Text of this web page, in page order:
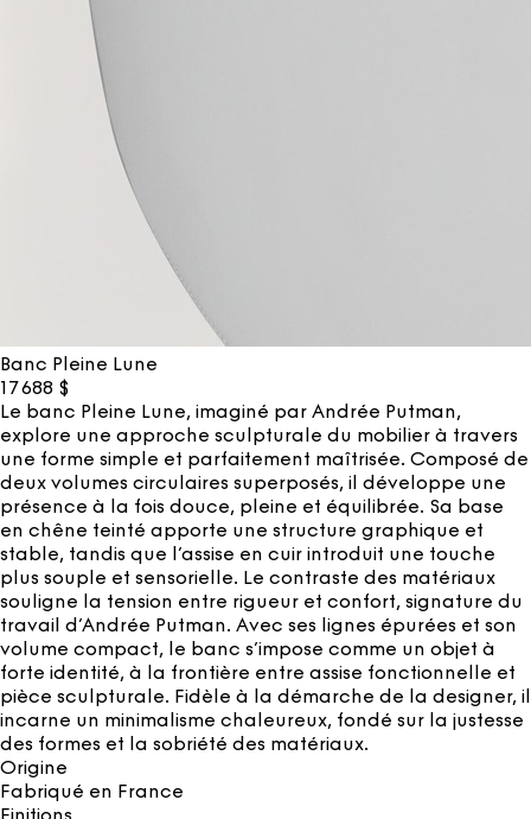
Banc Pleine Lune
17 688 $
Le banc Pleine Lune, imaginé par Andrée Putman,
explore une approche sculpturale du mobilier à travers
une forme simple et parfaitement maîtrisée. Composé de
deux volumes circulaires superposés, il développe une
présence à la fois douce, pleine et équilibrée. Sa base
en chêne teinté apporte une structure graphique et
stable, tandis que l’assise en cuir introduit une touche
plus souple et sensorielle. Le contraste des matériaux
souligne la tension entre rigueur et confort, signature du
travail d’Andrée Putman. Avec ses lignes épurées et son
volume compact, le banc s’impose comme un objet à
forte identité, à la frontière entre assise fonctionnelle et
pièce sculpturale. Fidèle à la démarche de la designer, il
incarne un minimalisme chaleureux, fondé sur la justesse
des formes et la sobriété des matériaux.
Origine
Fabriqué en France